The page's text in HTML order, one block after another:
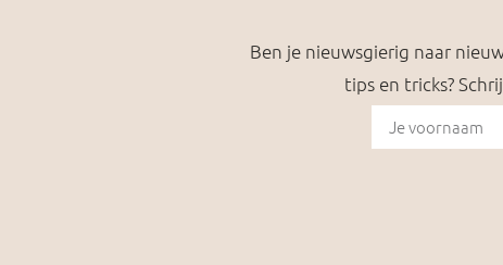
Ben je nieuwsgierig naar
tips en tricks?